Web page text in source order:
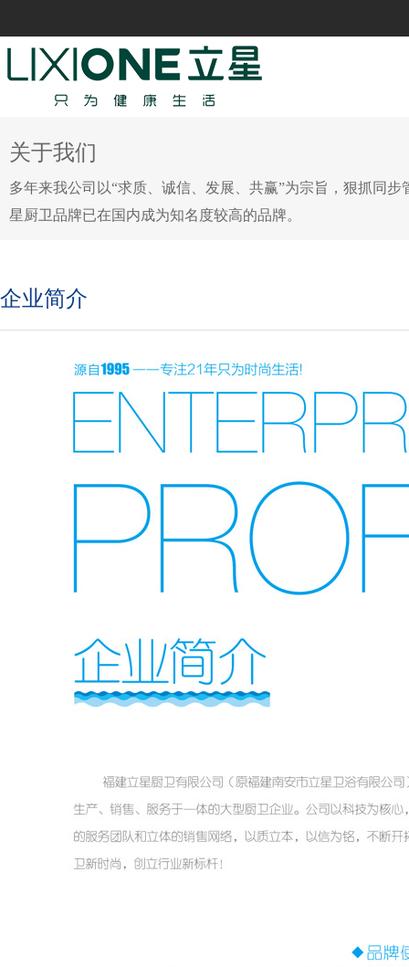
关于我们
多年来我公司以“求质、诚信、发展、共赢”为宗旨，狠抓同
星厨卫品牌已在国内成为知名度较高的品牌。
企业简介